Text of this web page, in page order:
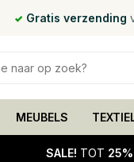
Gratis verzending
MEUBELS
SALE! TOT